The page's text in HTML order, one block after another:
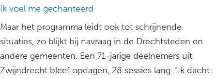
Ik voel me gechanteerd
Maar het programma leidt ook tot schrijnende
situaties, zo blijkt bij navraag in de Drechtsteden en
andere gemeenten. Een 71-jarige deelnemers uit
Zwijndrecht bleef opdagen, 28 sessies lang. “Ik dacht: